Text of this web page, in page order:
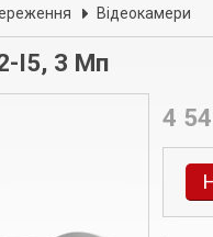
Відеокамери
I5, 3 Мп
4